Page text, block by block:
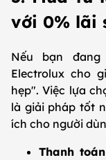
với 0% lãi
Nếu bạn
Electrolux cho
hẹp". Việc lựa
là giải pháp tốt
ích cho người
Thanh